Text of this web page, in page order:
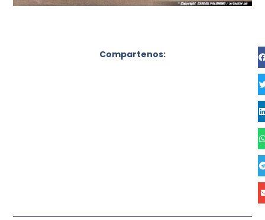
Compartenos: